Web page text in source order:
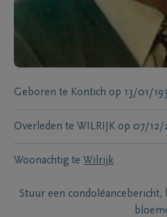
Geboren te Kontich op 13/01/
Overleden te WILRIJK op 07/12/
Woonachtig te Wilrijk
Stuur een condoléancebericht,